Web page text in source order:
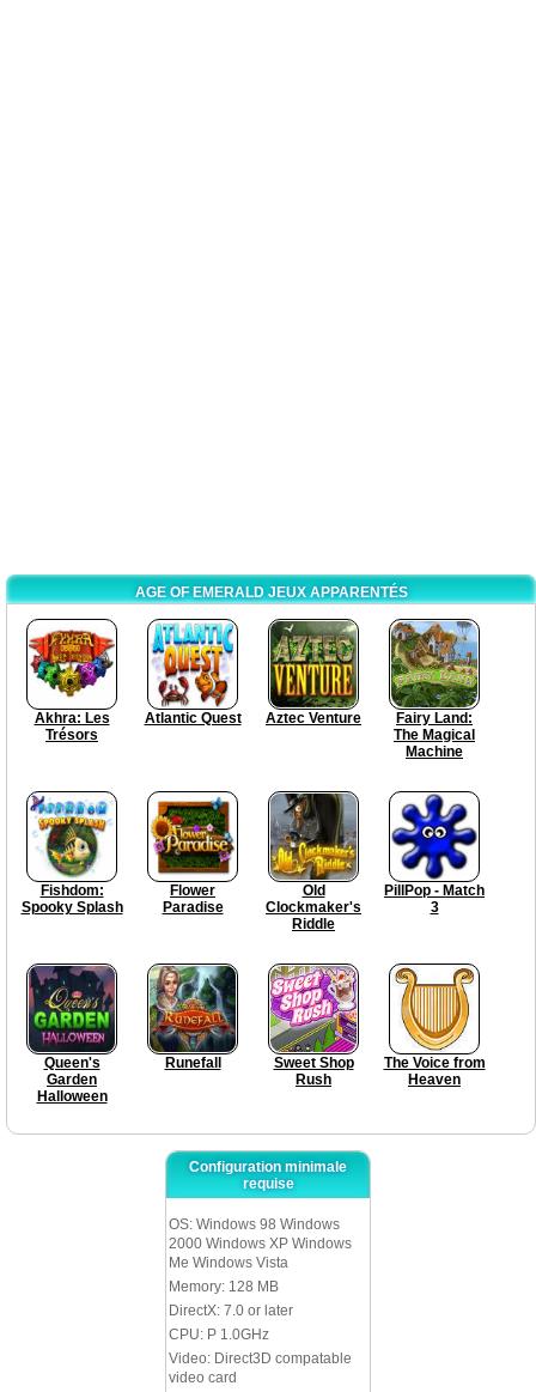
AGE OF EMERALD JEUX APPARENTÉS
Akhra: Les
Trésors
Atlantic Quest Aztec Venture
Fairy Land:
The Magical
Machine
Fishdom:
Spooky Splash
Flower
Paradise
Old
Clockmaker's
Riddle
PillPop - Match
3
Queen's
Garden
Halloween
Runefall
Sweet Shop
Rush
The Voice from
Heaven
Configuration minimale
requise
OS: Windows 98 Windows
2000 Windows XP Windows
Me Windows Vista
Memory: 128 MB
DirectX: 7.0 or later
CPU: P 1.0GHz
Video: Direct3D compatable
video card